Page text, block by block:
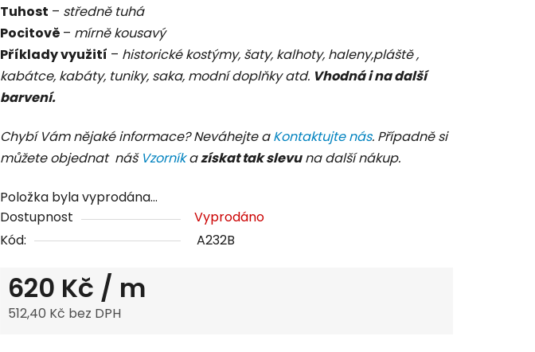
Tuhost – středně tuhá
Pocitově – mírně kousavý
Příklady využití – historické kostýmy, šaty, kalhoty, haleny,pláště ,
kabátce, kabáty, tuniky, saka, modní doplňky atd. Vhodná i na další
barvení.
Chybí Vám nějaké informace? Neváhejte aKontaktujte nás. Případně si
můžete objednat náš Vzorníkazískat tak slevuna další nákup.
Položka byla vyprodána…
Dostupnost
Vyprodáno
Kód:
A232B
620 Kč / m
512,40 Kč bez DPH